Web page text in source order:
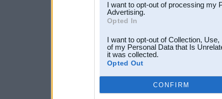
I want to opt-out of processing my
Advertising.
Opted In
I want to opt-out of Collection,
of my Personal Data that Is
it was collected.
Opted Out
CONFIRM